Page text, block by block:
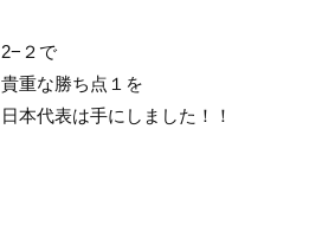
2−２で
貴重な勝ち点１を
日本代表は手にしました！！